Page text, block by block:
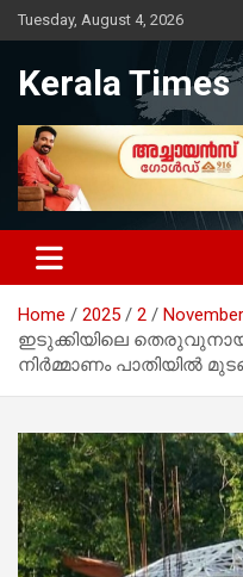
Skip
to
Tuesday, August 4, 2026
Kerala Times
Home 2025 2
November
ഇടുക്കിയിലെ
നിർമ്മാണം പാതിയിൽ